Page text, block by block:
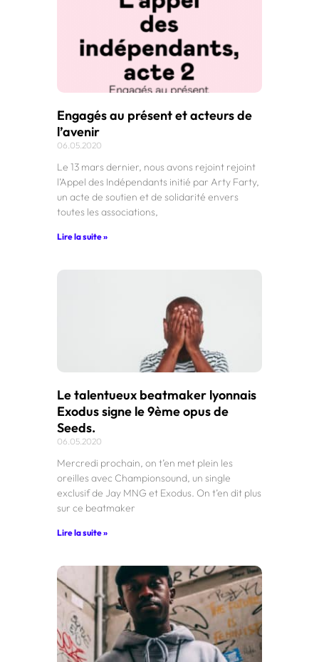
Engagés au présent et acteurs de
l’avenir
06.05.2020
Le 13 mars dernier, nous avons rejoint rejoint
l’Appel des Indépendants initié par Arty Farty,
un acte de soutien et de solidarité envers
toutes les associations,
Lire la suite »
Le talentueux beatmaker lyonnais
Exodus signe le 9ème opus de
Seeds.
06.05.2020
Mercredi prochain, on t’en met plein les
oreilles avec Championsound, un single
exclusif de Jay MNG et Exodus. On t’en dit plus
sur ce beatmaker
Lire la suite »